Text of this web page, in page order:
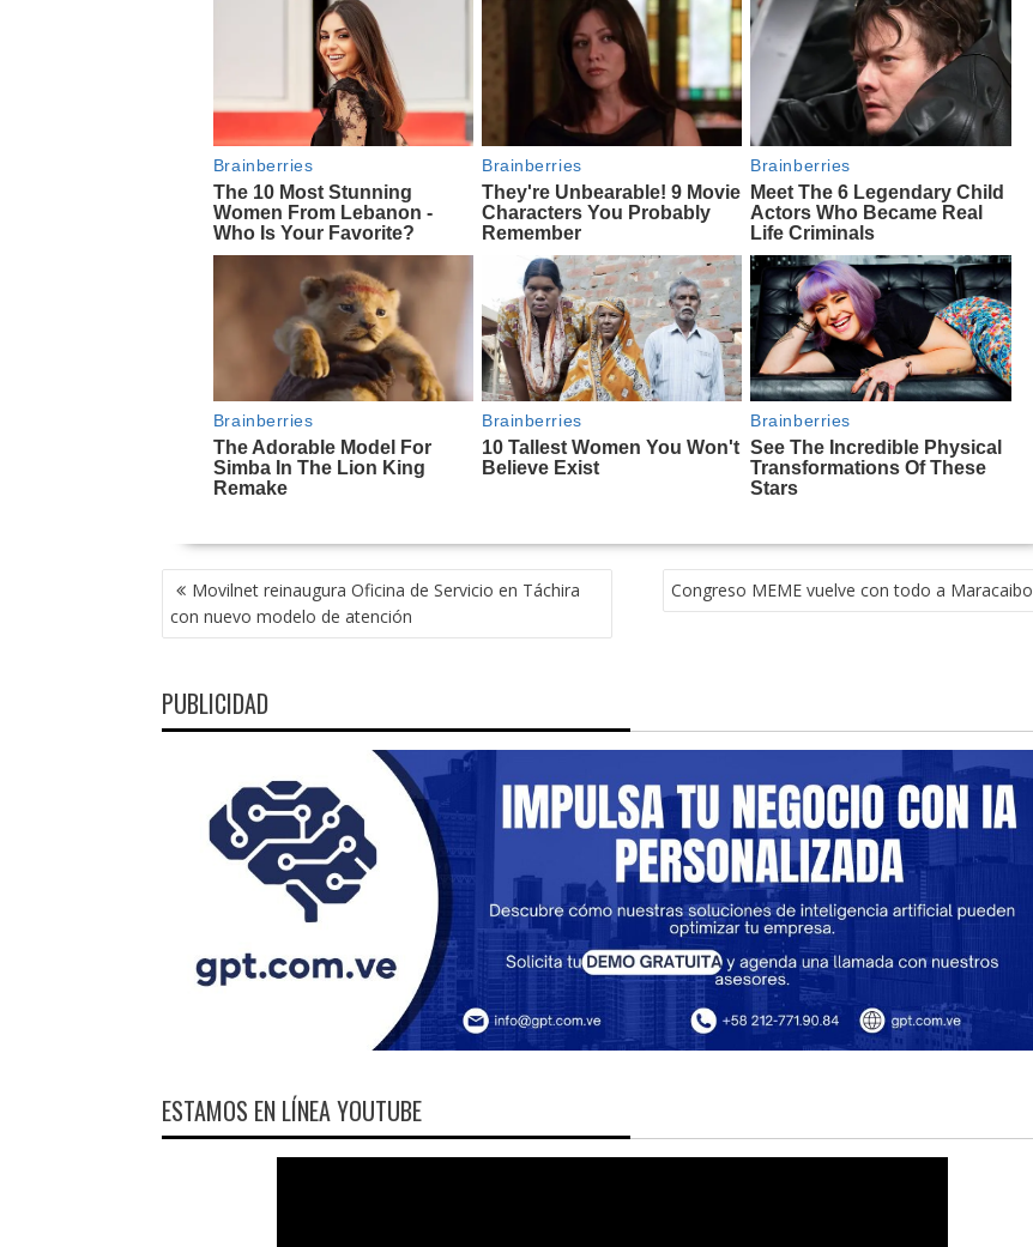
NAVEGACIÓN
DE
ENTRADAS
Movilnet reinaugura Oficina de Servicio en Táchira
con nuevo modelo de atención
Congreso MEME vuelve con todo a Maracaibo
PUBLICIDAD
ESTAMOS EN LÍNEA YOUTUBE